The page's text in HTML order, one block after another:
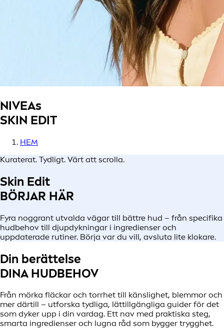
NIVEAs
SKIN EDIT
HEM
Kuraterat. Tydligt. Värt att scrolla.
Skin Edit
BÖRJAR HÄR
Fyra noggrant utvalda vägar till bättre hud – från specifika
hudbehov till djupdykningar i ingredienser och
uppdaterade rutiner. Börja var du vill, avsluta lite klokare.
Din berättelse
DINA HUDBEHOV
Från mörka fläckar och torrhet till känslighet, blemmor och
mer därtill – utforska tydliga, lättillgängliga guider för det
som dyker upp i din vardag. Ett nav med praktiska steg,
smarta ingredienser och lugna råd som bygger trygghet.